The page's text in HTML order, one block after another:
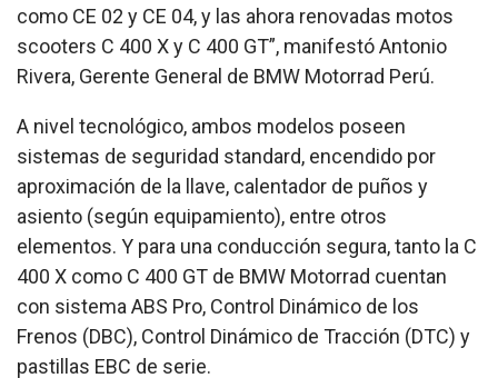
como CE 02 y CE 04, y las ahora renovadas motos
scooters C 400 X y C 400 GT”, manifestó Antonio
Rivera, Gerente General de BMW Motorrad Perú.
A nivel tecnológico, ambos modelos poseen
sistemas de seguridad standard, encendido por
aproximación de la llave, calentador de puños y
asiento (según equipamiento), entre otros
elementos. Y para una conducción segura, tanto la C
400 X como C 400 GT de BMW Motorrad cuentan
con sistema ABS Pro, Control Dinámico de los
Frenos (DBC), Control Dinámico de Tracción (DTC) y
pastillas EBC de serie.